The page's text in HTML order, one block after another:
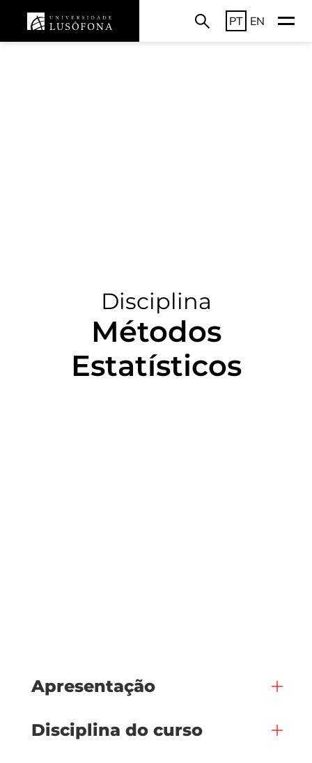
PT EN
Disciplina
Métodos
Estatísticos
Apresentação
Disciplina do curso